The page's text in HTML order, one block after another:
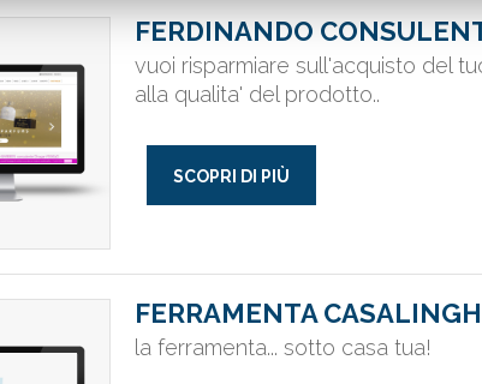
FERDINANDO
vuoi risparmiare sull'acquisto del
alla qualita' del prodotto..
SCOPRI DI PIÙ
FERRAMENTA
la ferramenta... sotto casa tua!